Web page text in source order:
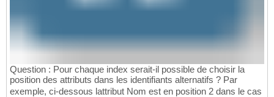
Question : Pour chaque index serait-il possible de choisir la
position des attributs dans les identifiants alternatifs ? Par
exemple, ci-dessous lattribut Nom est en position 2 dans le cas